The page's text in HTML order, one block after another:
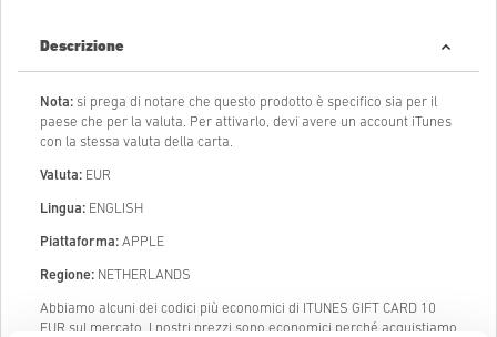
Descrizione
Nota: si prega di notare che questo prodotto è specifico sia per il
paese che per la valuta. Per attivarlo, devi avere un account iTunes
con la stessa valuta della carta.
Valuta: EUR
Lingua: ENGLISH
Piattaforma: APPLE
Regione: NETHERLANDS
Abbiamo alcuni dei codici più economici di ITUNES GIFT CARD 10
EUR sul mercato. I nostri prezzi sono economici perché acquistiamo